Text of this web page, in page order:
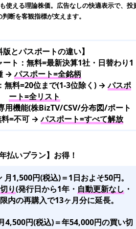
使える理論株価。広告なしの快適表示で、投
断を客観指標が支えます。
版とパスポートの違い】
ト：無料=最新決算1社・日替わり1
→パスポート=全銘柄
無料=20位まで(1-3位除く) →パスポ
ート=全リスト
用機能(株BizTV/CSV/分布図/ポート
料=不可 →パスポート=すべて解放
年払いプラン】お得！
1,500円(税込)＝1日およそ50円。
り(発行日から1年・ 自動更新なし ・
内の再購入で13ヶ月分に延長。
4,500円(税込)＝年54,000円の買い切